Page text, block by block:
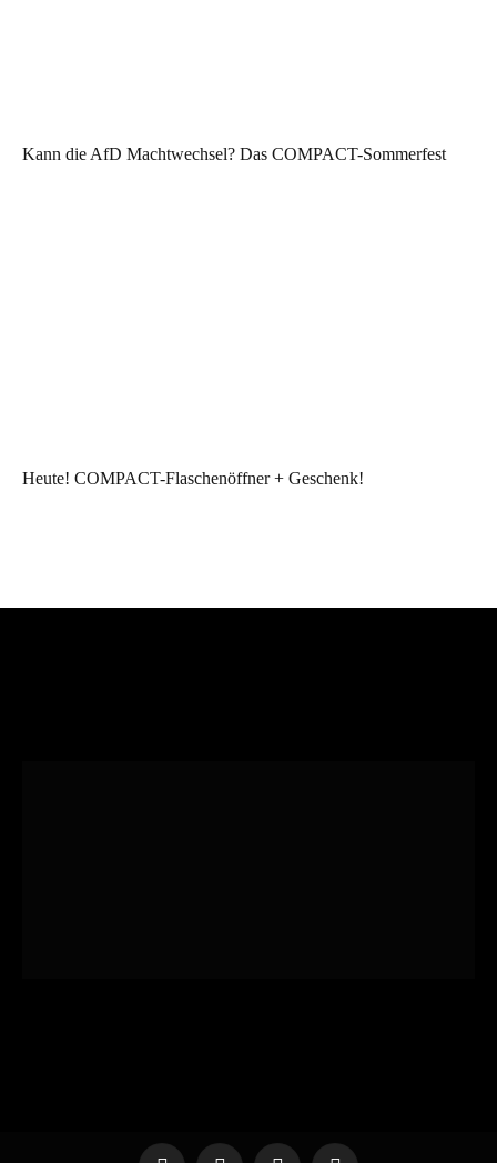
Kann die AfD Machtwechsel? Das COMPACT-Sommerfest
Heute! COMPACT-Flaschenöffner + Geschenk!